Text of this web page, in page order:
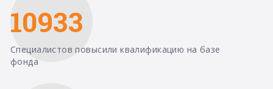
10933
Специалистов повысили квалификацию на базе
фонда